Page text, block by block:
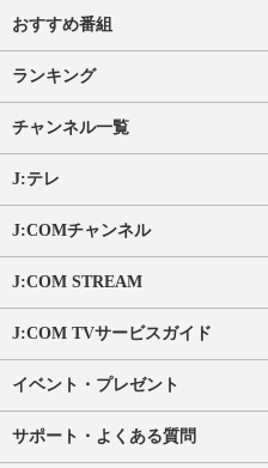
おすすめ番組
ランキング
チャンネル一覧
J:テレ
J:COMチャンネル
J:COM STREAM
J:COM TVサービスガイド
イベント・プレゼント
サポート・よくある質問